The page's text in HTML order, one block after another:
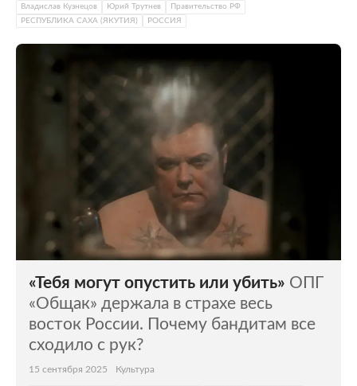
Владислав Кузнецов Юрий Трутнев
Правительство РФ
РЕСПУБЛИКА САХА (ЯКУТИЯ)
РОССИЯ
«Тебя могут опустить или убить» ОПГ
«Общак» держала в страхе весь
восток России. Почему бандитам все
сходило с рук?
15 сентября 2025 Культура